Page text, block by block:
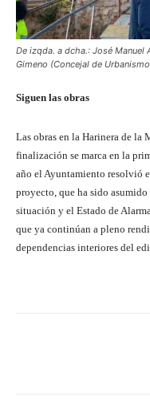
De izqda. a dcha.: José Manuel
Gimeno (Concejal de
Siguen las obras
Las obras en la Harinera de la
finalización se marca en la
año el Ayuntamiento resolvió
proyecto, que ha sido
situación y el Estado de
que ya continúan a pleno
dependencias interiores del